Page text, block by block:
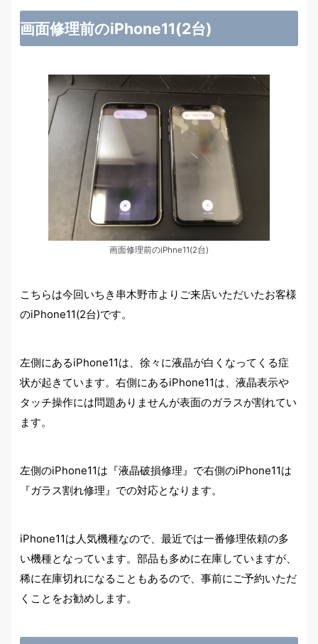
画面修理前のiPhone11(2台)
画面修理前のiPhne11(2台)
こちらは今回いちき串木野市よりご来店いただいたお客様
のiPhone11(2台)です。
左側にあるiPhone11は、徐々に液晶が白くなってくる症
状が起きています。右側にあるiPhone11は、液晶表示や
タッチ操作には問題ありませんが表面のガラスが割れてい
ます。
左側のiPhone11は『液晶破損修理』で右側のiPhone11は
『ガラス割れ修理』での対応となります。
iPhone11は人気機種なので、最近では一番修理依頼の多
い機種となっています。部品も多めに在庫していますが、
稀に在庫切れになることもあるので、事前にご予約いただ
くことをお勧めします。